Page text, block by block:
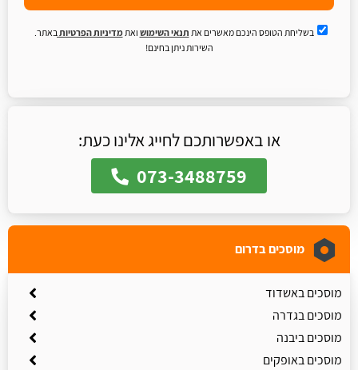
בשליחת הטופס הינכם מאשרים את תנאי השימוש ואתמדיניות הפרטיותבאתר.
השירות ניתן בחינם!
או באפשרותכם לחייג אלינו כעת:
073-3488759
מוסכים בדרום
מוסכים באשדוד
מוסכים בגדרה
מוסכים ביבנה
מוסכים באופקים